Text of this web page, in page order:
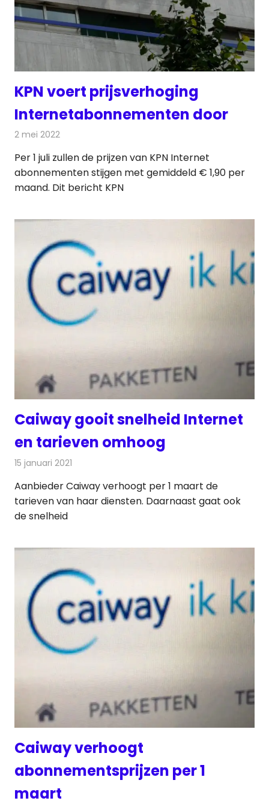
KPN voert prijsverhoging
Internetabonnementen door
2 mei 2022
Per 1 juli zullen de prijzen van KPN Internet
abonnementen stijgen met gemiddeld € 1,90 per
maand. Dit bericht KPN
Caiway gooit snelheid Internet
en tarieven omhoog
15 januari 2021
Aanbieder Caiway verhoogt per 1 maart de
tarieven van haar diensten. Daarnaast gaat ook
de snelheid
Caiway verhoogt
abonnementsprijzen per 1
maart